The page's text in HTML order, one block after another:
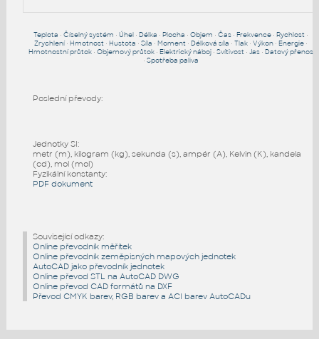
Teplota • Číselný systém • Úhel• Délka • Plocha • Objem • Čas• Frekvence• Rychlost•
Zrychlení• Hmotnost• Hustota • Síla • Moment• Délková síla • Tlak• Výkon• Energie•
Hmotnostní průtok• Objemový průtok• Elektrický náboj• Svítivost• Jas• Datový přenos
• Spotřeba paliva
Poslední převody:
Jednotky SI:
metr (m), kilogram (kg), sekunda (s), ampér (A), Kelvin (K), kandela
(cd), mol (mol)
Fyzikální konstanty:
PDF dokument
Související odkazy:
Online převodník měřítek
Online převodník zeměpisných mapových jednotek
AutoCAD jako převodník jednotek
Online převod STL na AutoCAD DWG
Online převod CAD formátů na DXF
Převod CMYK barev, RGB barev a ACI barev AutoCADu